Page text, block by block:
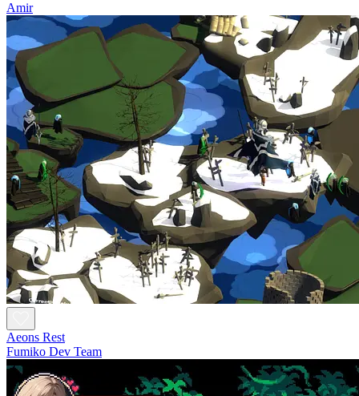
Amir
Aeons Rest
Fumiko Dev Team